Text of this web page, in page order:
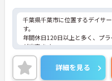
千葉県千葉市に位置するデイサ
す。
年間休日120日以上と多く、プ
が出来ます。
ご興味のある方は、お気軽にお
い。
詳細を見る